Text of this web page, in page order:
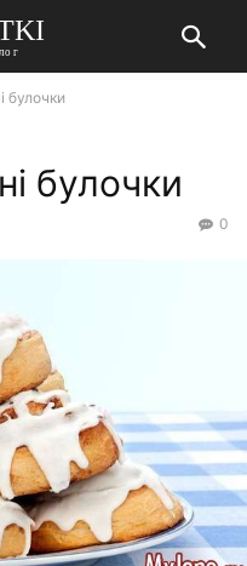
булочки
булочки
0